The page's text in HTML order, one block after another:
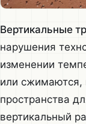
Вертикальные
нарушения
изменении
или сжимаются,
пространства
вертикальный